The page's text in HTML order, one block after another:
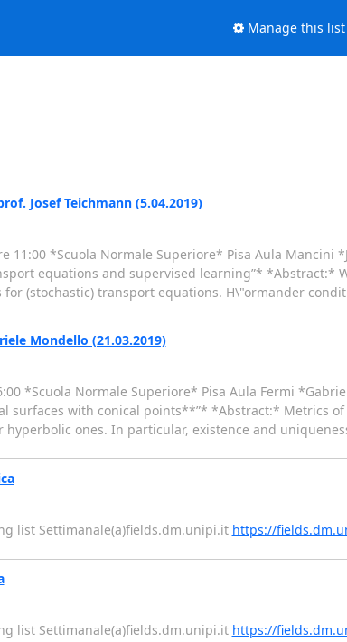
Manage this list
Josef Teichmann (5.04.2019)
*Scuola Normale Superiore* Pisa Aula Mancini
equations and supervised learning”* *Abstract:*
(stochastic) transport equations. H\"ormander
Mondello (21.03.2019)
*Scuola Normale Superiore* Pisa Aula Fermi
surfaces with conical points**”* *Abstract:* Metrics
ones. In particular, existence and
mailing list Settimanale(a)fields.dm.unipi.it https://
mailing list Settimanale(a)fields.dm.unipi.it https://